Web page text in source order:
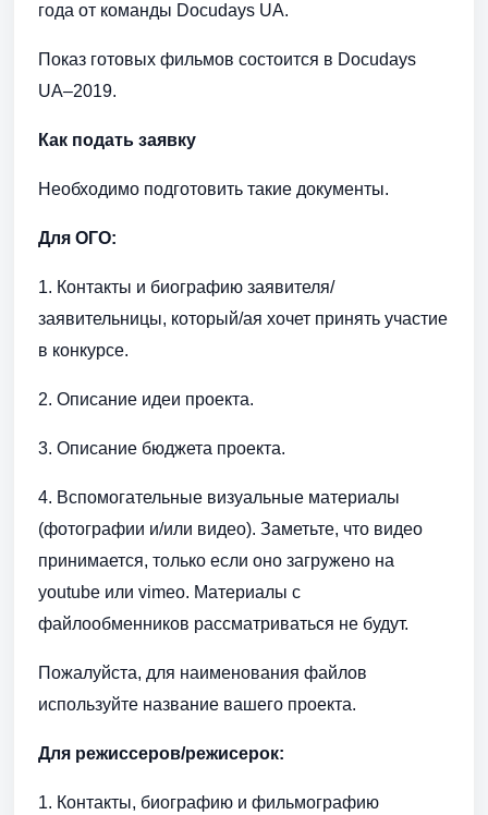
года от команды Docudays UA.
Показ готовых фильмов состоится в Docudays
UA–2019.
Как подать заявку
Необходимо подготовить такие документы.
Для ОГО:
1. Контакты и биографию заявителя/
заявительницы, который/ая хочет принять участие
в конкурсе.
2. Описание идеи проекта.
3. Описание бюджета проекта.
4. Вспомогательные визуальные материалы
(фотографии и/или видео). Заметьте, что видео
принимается, только если оно загружено на
youtube или vimeo. Материалы с
файлообменников рассматриваться не будут.
Пожалуйста, для наименования файлов
используйте название вашего проекта.
Для режиссеров/режисерок:
1. Контакты, биографию и фильмографию